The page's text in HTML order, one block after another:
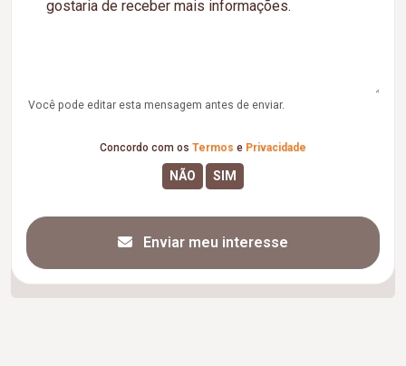
Você pode editar esta mensagem antes de enviar.
Concordo com os Termos e Privacidade
Enviar meu interesse